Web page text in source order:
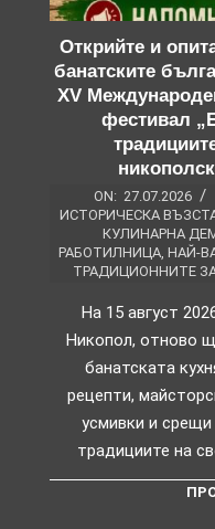
Открийте и
банатските
XV
фестивал
ON: 27.07.2026
ИСТОРИЧЕСКА
КУЛИНАРНА
РАБОТИЛНИЦА, НАЙ-
ТРАДИЦИОННИТЕ
На 15 август
Никопол, отново
банатската
рецепти,
усмивки и
традициите на